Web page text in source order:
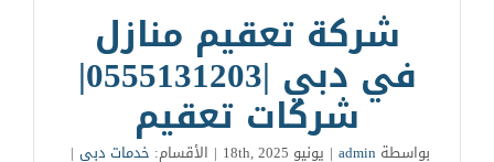
شركة تعقيم منازل
في دبي |0555131203|
شركات تعقيم
بواسطةadmin
| يونيو 18th, 2025 | الأقسام: خدمات دبي |